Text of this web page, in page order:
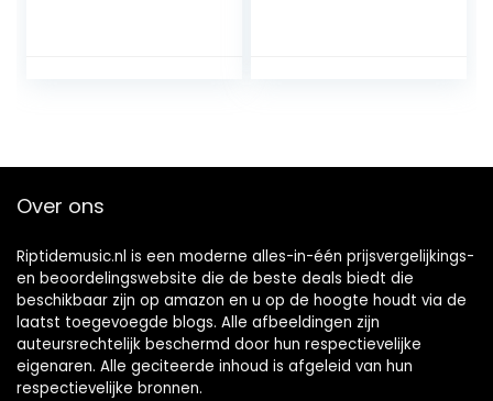
Over ons
Riptidemusic.nl is een moderne alles-in-één prijsvergelijkings-
en beoordelingswebsite die de beste deals biedt die
beschikbaar zijn op amazon en u op de hoogte houdt via de
laatst toegevoegde blogs. Alle afbeeldingen zijn
auteursrechtelijk beschermd door hun respectievelijke
eigenaren. Alle geciteerde inhoud is afgeleid van hun
respectievelijke bronnen.